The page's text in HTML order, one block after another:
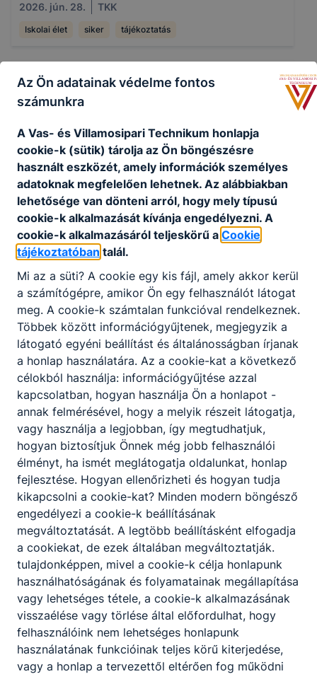
2026. jún. 28.
TKK
Iskolai élet siker tájékoztatás
Vas-Villa'-s tanári csapat futott a
Összeálltak iskolánk tanárai a Hűségkörre szombaton, és
heten váltóban végig futották a 86 km-es távot.
2026. jún. 23.
TA
szabadidő Iskolai élet tájékoztatás
Környezetvédelmi projektnap
Környezetvédelmi projektnap 2026.06.11-12.
2026. jún. 21.
GYZS
Iskolai élet fenntartható fejlődés szabadidő
kutatószakkör
Nyári ügyeleti napok
Iskolánk július 3-át követő nyári ügyeleti rendje.
2026. jún. 16.
KH
tájékoztatás
Kihelyezett történelem óra
Kihelyezett történelem óra - 11.A 2026.06.11. - Wiener
Neustadt
2026. jún. 14.
Az Ön adatainak védelme fontos
számunkra
A Vas- és Villamosipari Technikum honlapja
cookie-k (sütik) tárolja az Ön böngészésre
használt eszközét, amely információk személyes
adatoknak megfelelően lehetnek. Az alábbiakban
lehetősége van dönteni arról, hogy mely típusú
cookie-k alkalmazását kívánja engedélyezni. A
cookie-k alkalmazásáról teljeskörű a Cookie
tájékoztatóban talál.
Mi az a süti? A cookie egy kis fájl, amely akkor kerül
a számítógépre, amikor Ön egy felhasználót látogat
meg. A cookie-k számtalan funkcióval rendelkeznek.
Többek között információgyűjtenek, megjegyzik a
látogató egyéni beállítást és általánosságban írjanak
a honlap használatára. Az a cookie-kat a következő
célokból használja: információgyűjtése azzal
kapcsolatban, hogyan használja Ön a honlapot -
annak felmérésével, hogy a melyik részeit látogatja,
vagy használja a legjobban, így megtudhatjuk,
hogyan biztosítjuk Önnek még jobb felhasználói
élményt, ha ismét meglátogatja oldalunkat, honlap
fejlesztése. Hogyan ellenőrizheti és hogyan tudja
kikapcsolni a cookie-kat? Minden modern böngésző
engedélyezi a cookie-k beállításának
megváltoztatását. A legtöbb beállításként elfogadja
a cookiekat, de ezek általában megváltoztatják.
tulajdonképpen, mivel a cookie-k célja honlapunk
használhatóságának és folyamatainak megállapítása
vagy lehetséges tétele, a cookie-k alkalmazásának
visszaélése vagy törlése által előfordulhat, hogy
felhasználóink ​​nem lehetséges honlapunk
használatának funkcióinak teljes körű kiterjedése,
vagy a honlap a tervezettől eltérően fog működni